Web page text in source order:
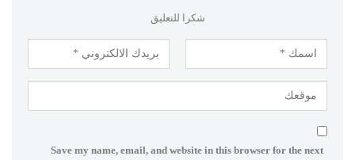
شكرا للتعليق
Save my name, email, and website in this browser for the next